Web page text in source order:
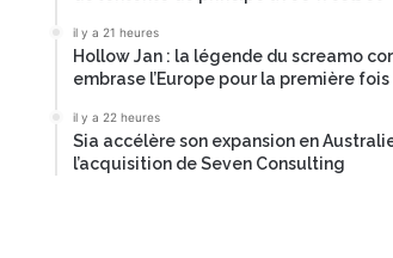
il y a 21 heures
Hollow Jan : la légende du screamo
embrase l’Europe pour la première fois
il y a 22 heures
Sia accélère son expansion en
l’acquisition de Seven Consulting